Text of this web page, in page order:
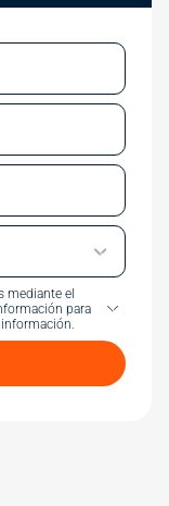
mediante el
para
información.